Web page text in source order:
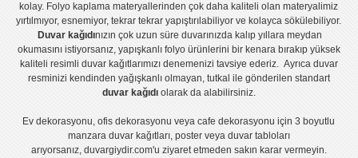
kolay. Folyo kaplama materyallerinden çok daha kaliteli olanmateryalimiz
yırtılmıyor, esnemiyor, tekrar tekrar yapıştırılabiliyor ve kolayca sökülebiliyor.
Duvar kağıdınızın çok uzun süre duvarınızda kalıp yıllara meydan
okumasını istiyorsanız, yapışkanlı folyoürünlerini bir kenara bırakıp yüksek
kaliteli resimli duvar kağıtlarımızı denemenizi tavsiye ederiz. Ayrıca duvar
resminizi kendinden yağışkanlı olmayan, tutkal ile gönderilen standart
duvar kağıdıolarak da alabilirsiniz.
Ev dekorasyonu,ofis dekorasyonu veyacafe dekorasyonu için3 boyutlu
manzara duvar kağıtları, posterveya duvar tabloları
arıyorsanız, duvargiydir.com'u ziyaret etmeden sakın karar vermeyin.